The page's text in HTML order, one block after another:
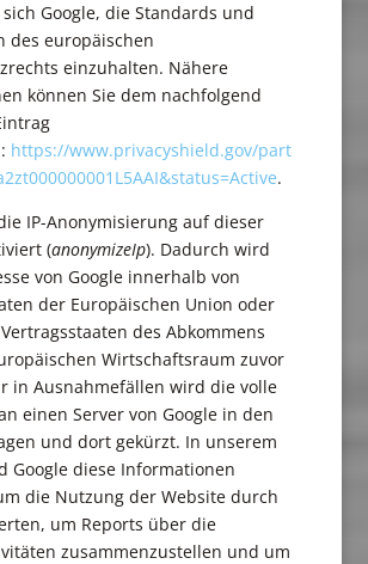
Google, die Standards und
des europäischen
einzuhalten. Nähere
können Sie dem nachfolgend
https://www.privacyshield.gov/part
.
IP-Anonymisierung auf dieser
(anonymizeIp). Dadurch wird
von Google innerhalb von
der Europäischen Union oder
des Abkommens
Wirtschaftsraum zuvor
in Ausnahmefällen wird die volle
einen Server von Google in den
und dort gekürzt. In unserem
Google diese Informationen
die Nutzung der Website durch
um Reports über die
zusammenzustellen und um